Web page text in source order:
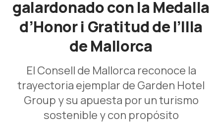
galardonado con la Medalla
d’Honor i Gratitud de l’Illa
de Mallorca
El Consell de Mallorca reconoce la
trayectoria ejemplar de Garden Hotel
Group y su apuesta por un turismo
sostenible y con propósito